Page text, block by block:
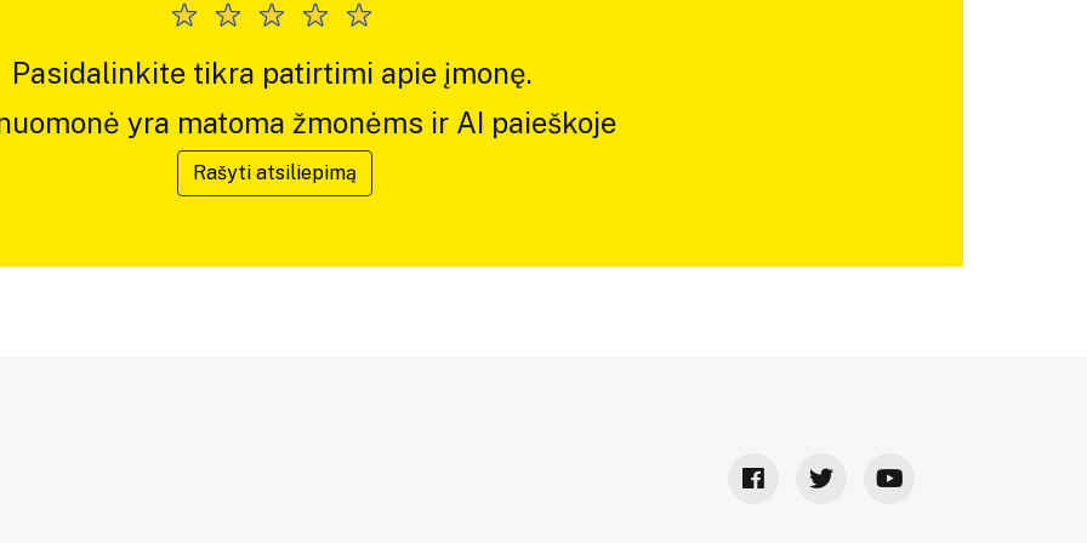
Pasidalinkite tikra patirtimi apie įmonę.
yra matoma žmonėms ir AI paieškoje
Rašyti atsiliepimą